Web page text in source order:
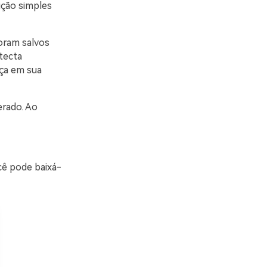
simples
salvos
em sua
Ao
pode baixá-